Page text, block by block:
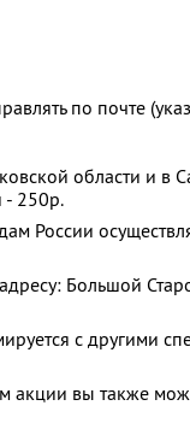
по почте
области и в
- 250р.
России
Большой
с другими
вы также